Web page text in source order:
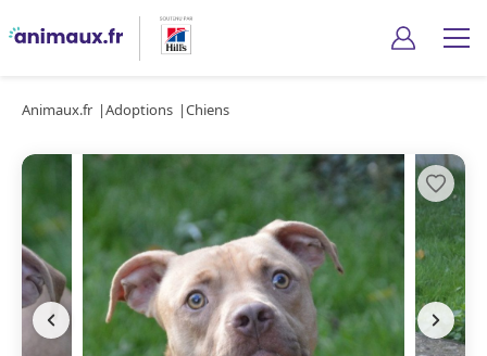
Animaux.fr Adoptions Chiens